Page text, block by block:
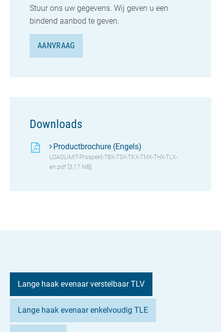
Stuur ons uw gegevens. Wij geven u een
bindend aanbod te geven.
AANVRAAG
Downloads
Productbrochure (Engels)
LOADLIMIT-Prospekt-TBX-TSX-TKX-TMX-THX-TLX-
en.pdf [3,17 MB]
Lange haak evenaar verstelbaar TLV
Lange haak evenaar enkelvoudig TLE